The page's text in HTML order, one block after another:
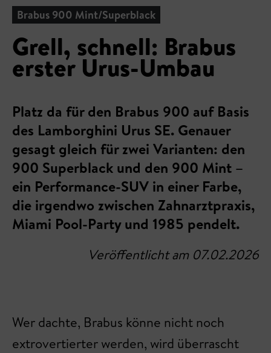
Brabus 900 Mint/Superblack
Grell, schnell: Brabus
erster Urus-Umbau
Platz da für den Brabus 900 auf Basis
des Lamborghini Urus SE. Genauer
gesagt gleich für zwei Varianten: den
900 Superblack und den 900 Mint –
ein Performance-SUV in einer Farbe,
die irgendwo zwischen Zahnarztpraxis,
Miami Pool-Party und 1985 pendelt.
Veröffentlicht am 07.02.2026
Wer dachte, Brabus könne nicht noch
extrovertierter werden, wird überrascht